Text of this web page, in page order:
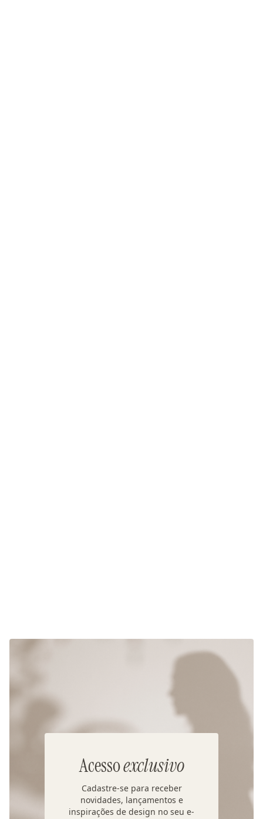
Acessoexclusivo
Cadastre-se para receber
novidades, lançamentos e
inspirações de design no seu e-